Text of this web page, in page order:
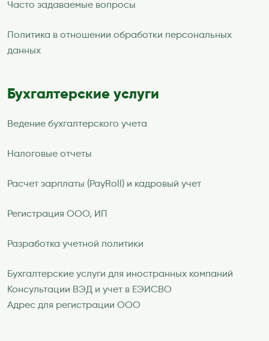
Часто задаваемые вопросы
Политика в отношении обработки персональных
данных
Бухгалтерские услуги
Ведение бухгалтерского учета
Налоговые отчеты
Расчет зарплаты (PayRoll) и кадровый учет
Регистрация ООО, ИП
Разработка учетной политики
Бухгалтерские услуги для иностранных компаний
Консультации ВЭД и учет в ЕЭИСВО
Адрес для регистрации ООО